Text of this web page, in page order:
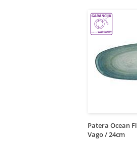
Patera Ocean
Vago / 24cm